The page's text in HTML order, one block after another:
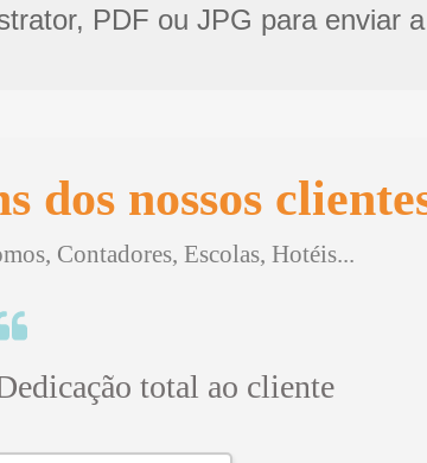
PDF ou JPG para enviar
dos nossos
Contadores, Escolas, Hotéis...
total ao cliente